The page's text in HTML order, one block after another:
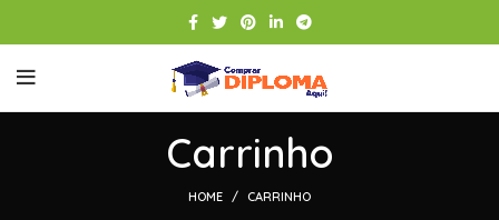
Carrinho
HOME CARRINHO